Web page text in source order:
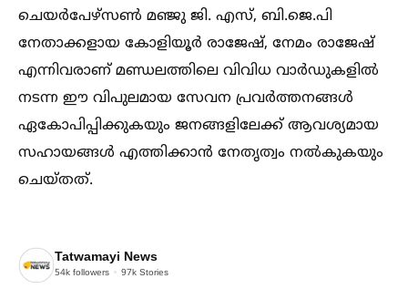
ചെയർപേഴ്സണ്‍ മഞ്ജു ജി. എസ്, ബി.ജെ.പി
നേതാക്കളായ കോളിയൂർ രാജേഷ്, നേമം രാജേഷ്
എന്നിവരാണ് മണ്ഡലത്തിലെ വിവിധ വാർഡുകളില്‍
നടന്ന ഈ വിപുലമായ സേവന പ്രവർത്തനങ്ങള്‍
ഏകോപിപ്പിക്കുകയും ജനങ്ങളിലേക്ക് ആവശ്യമായ
സഹായങ്ങള്‍ എത്തിക്കാൻ നേതൃത്വം നല്‍കുകയും
ചെയ്തത്.
Tatwamayi News
54k followers 97k Stories